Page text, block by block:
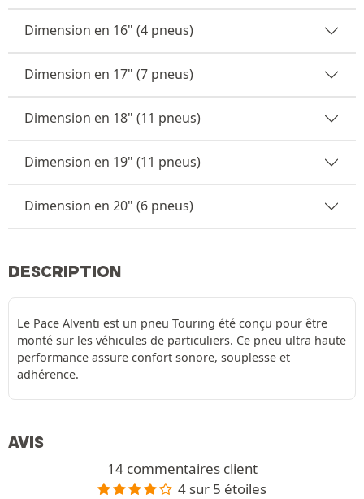
Dimension en 16" (4 pneus)
Dimension en 17" (7 pneus)
Dimension en 18" (11 pneus)
Dimension en 19" (11 pneus)
Dimension en 20" (6 pneus)
DESCRIPTION
Le Pace Alventi est un pneu Touring été conçu pour être
monté sur les véhicules de particuliers. Ce pneu ultra haute
performance assure confort sonore, souplesse et
adhérence.
AVIS
14 commentaires client
4 sur 5 étoiles